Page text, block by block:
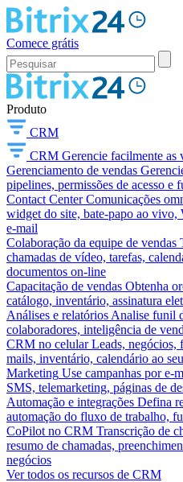
Comece grátis
Produto
CRM
CRM Gerencie facilmente as
Gerenciamento de vendas
pipelines, permissões de acesso e
Contact Center Comunicações
widget do site, bate-papo ao
e-mail
Colaboração da equipe de vendas
chamadas de vídeo, tarefas,
documentos on-line
Capacitação de vendas Obtenha
catálogo, inventário, assinatura
Análises e relatórios Analise funil
colaboradores, inteligência de
CRM no celular Leads, negócios,
mails, inventário, calendário ao
Marketing Use campanhas por e-
SMS, telemarketing, páginas de
Automação e integrações Defina
automação do fluxo de trabalho,
CoPilot no CRM Transcrição de
resumo de chamadas,
negócios
Ver todos os recursos de CRM